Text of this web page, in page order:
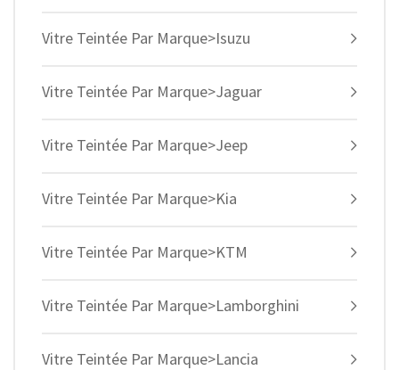
Vitre Teintée Par Marque>Isuzu
Vitre Teintée Par Marque>Jaguar
Vitre Teintée Par Marque>Jeep
Vitre Teintée Par Marque>Kia
Vitre Teintée Par Marque>KTM
Vitre Teintée Par Marque>Lamborghini
Vitre Teintée Par Marque>Lancia